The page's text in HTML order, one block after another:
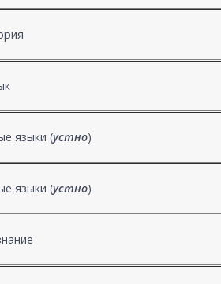
языки (устно)
языки (устно)